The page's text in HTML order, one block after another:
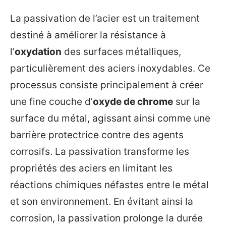
La passivation de l’acier est un traitement
destiné à améliorer la résistance à
l’oxydation des surfaces métalliques,
particulièrement des aciers inoxydables. Ce
processus consiste principalement à créer
une fine couche d’oxyde de chrome sur la
surface du métal, agissant ainsi comme une
barrière protectrice contre des agents
corrosifs. La passivation transforme les
propriétés des aciers en limitant les
réactions chimiques néfastes entre le métal
et son environnement. En évitant ainsi la
corrosion, la passivation prolonge la durée